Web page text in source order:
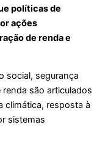
políticas de
ações
de renda e
social, segurança
são articulados
climática, resposta à
sistemas